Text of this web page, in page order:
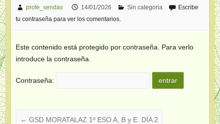
profe_sendas 14/01/2026 Sin categoria
Escribe
tu contraseña para ver los comentarios.
Este contenido está protegido por contraseña. Para verlo
introduce la contraseña.
Contraseña:
← GSD MORATALAZ 1º ESO A, B y E. DÍA 2